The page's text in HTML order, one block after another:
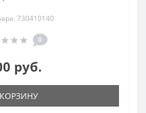
730410140
0
руб.